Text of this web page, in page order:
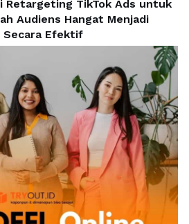
Retargeting TikTok Ads untuk
Audiens Hangat Menjadi
Secara Efektif